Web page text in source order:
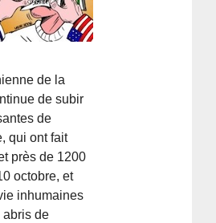
de la
de subir
de
qui ont fait
près de 1200
octobre, et
inhumaines
abris de